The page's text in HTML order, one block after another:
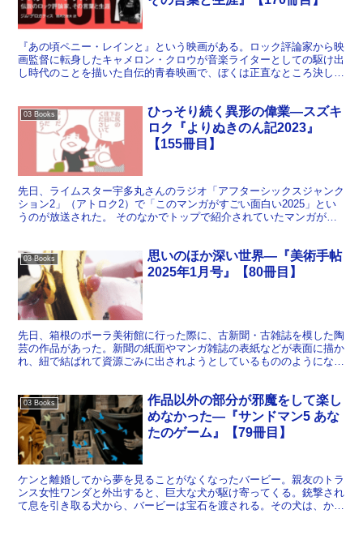
『あの頃ペニー・レインと』という映画がある。ロック評論家から映
画監督に転身したキャメロン・クロウが音楽ライターとしての駆け出
し時代のことを描いた自伝的青春映画で、ぼくは正直なところ決して
03 Books
ひっそり続く異形の偉業―スズキ
ロク『よりぬきのん記2023』
【155冊目】
先日、ライムスター宇多丸さんのラジオ「アフターシックスジャンク
ション2」（アトロク2）で「このマンガがすごい面白い2025」とい
うのが放送された。 そのなかでトップで紹介されていたマンガがス
03 Books
思いのほか深い世界―『美術手帖
2025年1月号』【80冊目】
先日、箱根のポーラ美術館に行った際に、古新聞・古雑誌を模した陶
芸の作品があった。新聞の紙面やマンガ雑誌の表紙などが表面に描か
れ、紐で結ばれて資源ごみに出されようとしているもののようになっ
03 Books
作品以外の部分が邪魔をして楽し
めなかった―『サンドマン5 あな
たのゲーム』【79冊目】
ケンと離婚してから夢を見ることがなくなったバービー。親友のトラ
ンス女性ワンダと外出すると、巨大な犬が駆け寄ってくる。銃撃され
て息を引き取る犬から、バービーは宝石を渡される。その犬は、かつ